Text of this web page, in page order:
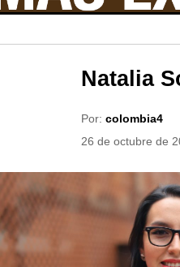
Natalia
Por: colombia4
26 de octubre de